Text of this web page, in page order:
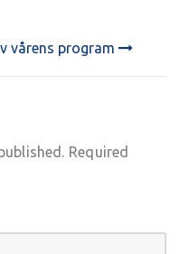
vårens program
Required